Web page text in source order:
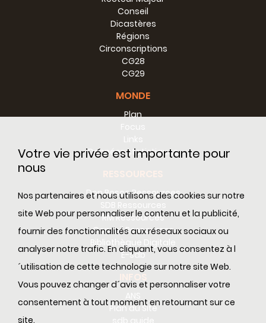
Votre vie privée est importante pour
nous
Nos partenaires et nous utilisons des cookies sur notre
site Web pour personnaliser le contenu et la publicité,
fournir des fonctionnalités aux réseaux sociaux ou
analyser notre trafic. En cliquant, vous consentez à l
´utilisation de cette technologie sur notre site Web.
Vous pouvez changer d´avis et personnaliser votre
consentement à tout moment en retournant sur ce
site.
Conseil
Dicastères
Régions
Circonscriptions
CG28
CG29
MONDE
Plan
Données statistiques
Don Bosco Ressources
RM Ressources
Conseil Ressources
Bibliothèque Digitale
E-sdb
Plan du Site